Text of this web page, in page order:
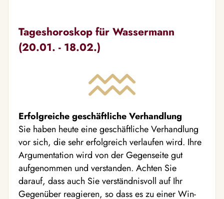
Tageshoroskop für Wassermann
(20.01. - 18.02.)
Erfolgreiche geschäftliche Verhandlung
Sie haben heute eine geschäftliche Verhandlung
vor sich, die sehr erfolgreich verlaufen wird. Ihre
Argumentation wird von der Gegenseite gut
aufgenommen und verstanden. Achten Sie
darauf, dass auch Sie verständnisvoll auf Ihr
Gegenüber reagieren, so dass es zu einer Win-